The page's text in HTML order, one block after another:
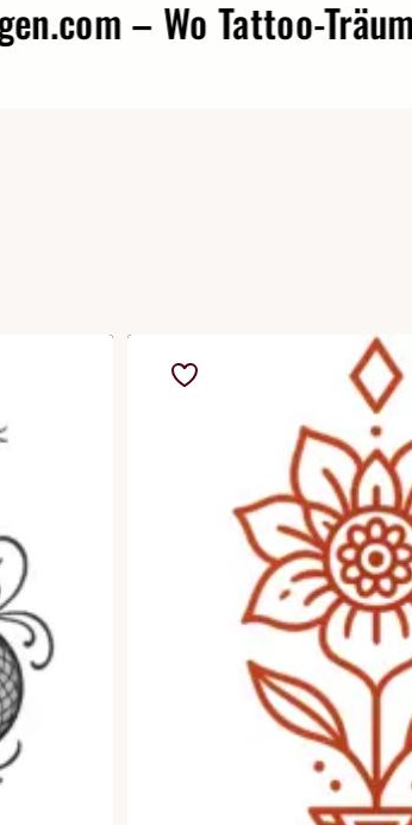
– Wo Tattoo-Träume